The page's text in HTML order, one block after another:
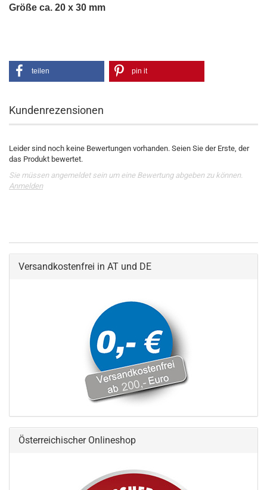
Größe ca. 20 x 30 mm
teilen pin it
Kundenrezensionen
Leider sind noch keine Bewertungen vorhanden. Seien Sie der Erste, der
das Produkt bewertet.
Sie müssen angemeldet sein um eine Bewertung abgeben zu können.
Anmelden
Versandkostenfrei in AT und DE
Österreichischer Onlineshop